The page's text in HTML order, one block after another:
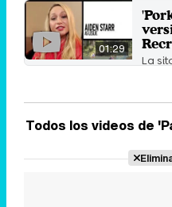
El
con
...
3 de
01:29
La
5 de
Todos los videos de